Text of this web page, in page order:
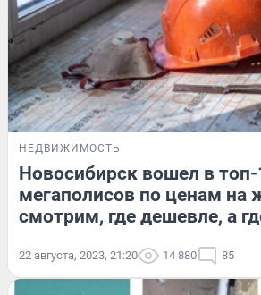
НЕДВИЖИМОСТЬ
Новосибирск вошел в топ-
мегаполисов по ценам на
смотрим, где дешевле, а
22 августа, 2023, 21:20 14 880 85